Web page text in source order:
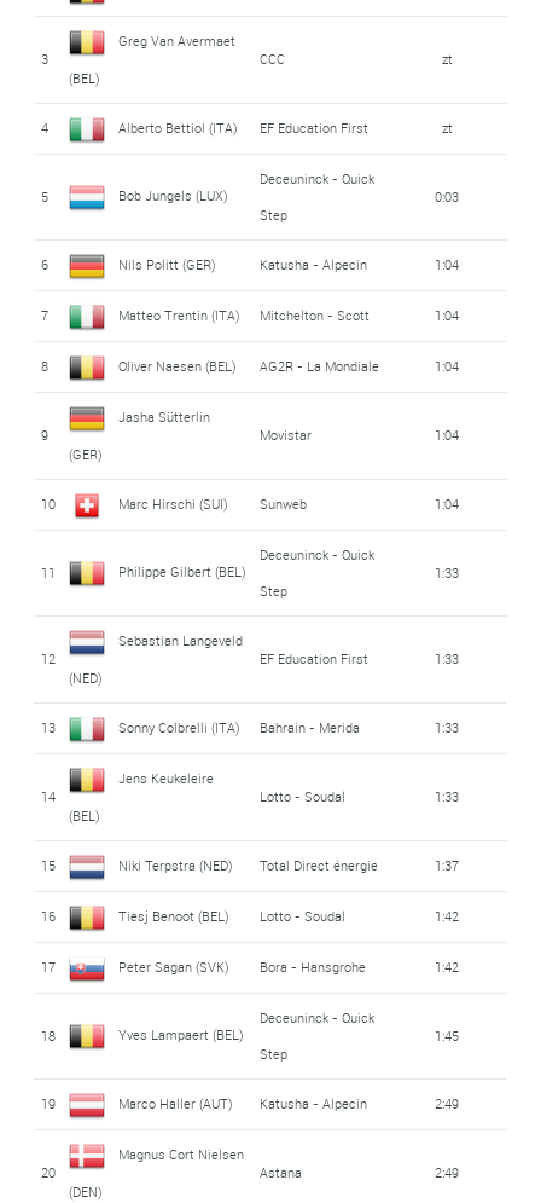
3
Greg Van Avermaet
(BEL)
CCC zt
4 Alberto Bettiol (ITA) EF Education First zt
5 Bob Jungels (LUX)
Deceuninck - Quick
Step
0:03
6 Nils Politt (GER) Katusha - Alpecin 1:04
7 Matteo Trentin (ITA) Mitchelton - Scott 1:04
8 Oliver Naesen (BEL) AG2R - La Mondiale 1:04
9
Jasha Sütterlin
(GER)
Movistar 1:04
10 Marc Hirschi (SUI) Sunweb 1:04
11 Philippe Gilbert (BEL)
Deceuninck - Quick
Step
1:33
12
Sebastian Langeveld
(NED)
EF Education First 1:33
13 Sonny Colbrelli (ITA) Bahrain - Merida 1:33
14
Jens Keukeleire
(BEL)
Lotto - Soudal 1:33
15 Niki Terpstra (NED) Total Direct énergie 1:37
16 Tiesj Benoot (BEL) Lotto - Soudal 1:42
17 Peter Sagan (SVK) Bora - Hansgrohe 1:42
18 Yves Lampaert (BEL)
Deceuninck - Quick
Step
1:45
19 Marco Haller (AUT) Katusha - Alpecin 2:49
20
Magnus Cort Nielsen
(DEN)
Astana 2:49